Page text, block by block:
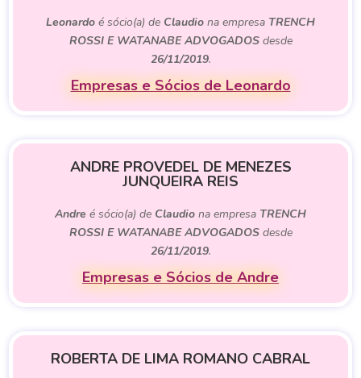
Leonardo é sócio(a) de Claudio na empresa TRENCH
ROSSI E WATANABE ADVOGADOSdesde
26/11/2019.
Empresas e Sócios de Leonardo
ANDRE PROVEDEL DE MENEZES
JUNQUEIRA REIS
Andre é sócio(a) de Claudio na empresa TRENCH
ROSSI E WATANABE ADVOGADOSdesde
26/11/2019.
Empresas e Sócios de Andre
ROBERTA DE LIMA ROMANO CABRAL